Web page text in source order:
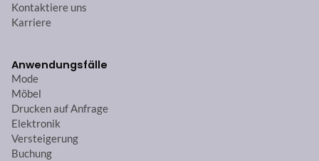
Kontaktiere uns
Karriere
Anwendungsfälle
Mode
Möbel
Drucken auf Anfrage
Elektronik
Versteigerung
Buchung